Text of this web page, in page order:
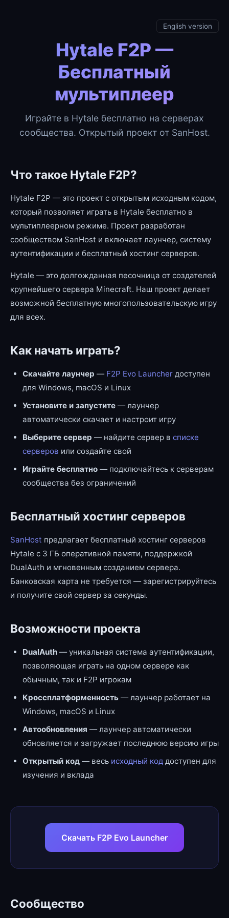
English version
Hytale F2P —
Бесплатный
мультиплеер
Играйте в Hytale бесплатно на серверах
сообщества. Открытый проект от SanHost.
Что такое Hytale F2P?
Hytale F2P — это проект с открытым исходным кодом,
который позволяет играть в Hytale бесплатно в
мультиплеерном режиме. Проект разработан
сообществом SanHost и включает лаунчер, систему
аутентификации и бесплатный хостинг серверов.
Hytale — это долгожданная песочница от создателей
крупнейшего сервера Minecraft. Наш проект делает
возможной бесплатную многопользовательскую игру
для всех.
Как начать играть?
Скачайте лаунчер — F2P Evo Launcher доступен
для Windows, macOS и Linux
Установите и запустите — лаунчер
автоматически скачает и настроит игру
Выберите сервер — найдите сервер в списке
серверов или создайте свой
Играйте бесплатно — подключайтесь к серверам
сообщества без ограничений
Бесплатный хостинг серверов
SanHost предлагает бесплатный хостинг серверов
Hytale с 3 ГБ оперативной памяти, поддержкой
DualAuth и мгновенным созданием сервера.
Банковская карта не требуется — зарегистрируйтесь
и получите свой сервер за секунды.
Возможности проекта
DualAuth — уникальная система аутентификации,
позволяющая играть на одном сервере как
обычным, так и F2P игрокам
Кроссплатформенность — лаунчер работает на
Windows, macOS и Linux
Автообновления — лаунчер автоматически
обновляется и загружает последнюю версию игры
Открытый код — весь исходный код доступен для
изучения и вклада
Скачать F2P Evo Launcher
Сообщество